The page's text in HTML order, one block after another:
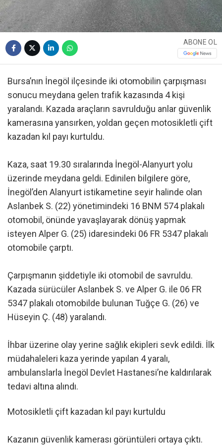
ABONE OL
Bursa’nın İnegöl ilçesinde iki otomobilin çarpışması
sonucu meydana gelen trafik kazasında 4 kişi
yaralandı. Kazada araçların savrulduğu anlar güvenlik
kamerasına yansırken, yoldan geçen motosikletli çift
kazadan kıl payı kurtuldu.
Kaza, saat 19.30 sıralarında İnegöl-Alanyurt yolu
üzerinde meydana geldi. Edinilen bilgilere göre,
İnegöl’den Alanyurt istikametine seyir halinde olan
Aslanbek S. (22) yönetimindeki 16 BNM 574 plakalı
otomobil, önünde yavaşlayarak dönüş yapmak
isteyen Alper G. (25) idaresindeki 06 FR 5347 plakalı
otomobile çarptı.
Çarpışmanın şiddetiyle iki otomobil de savruldu.
Kazada sürücüler Aslanbek S. ve Alper G. ile 06 FR
5347 plakalı otomobilde bulunan Tuğçe G. (26) ve
Hüseyin Ç. (48) yaralandı.
İhbar üzerine olay yerine sağlık ekipleri sevk edildi. İlk
müdahaleleri kaza yerinde yapılan 4 yaralı,
ambulanslarla İnegöl Devlet Hastanesi’ne kaldırılarak
tedavi altına alındı.
Motosikletli çift kazadan kıl payı kurtuldu
Kazanın güvenlik kamerası görüntüleri ortaya çıktı.